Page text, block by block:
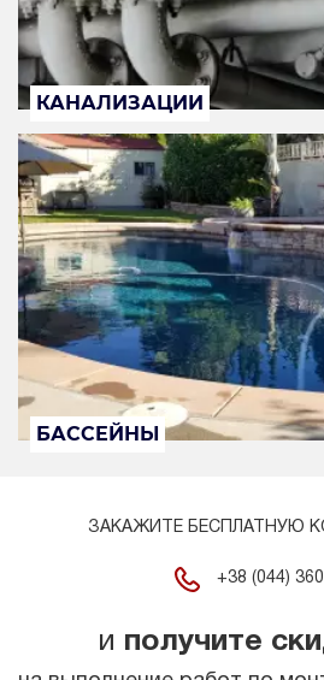
КАНАЛИЗАЦИИ
БАССЕЙНЫ
ЗАКАЖИТЕ БЕСПЛАТНУЮ
+38 (044)
и получите